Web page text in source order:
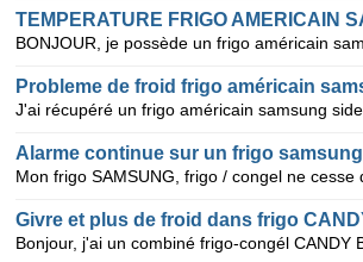
Alarme continue sur un frigo samsung